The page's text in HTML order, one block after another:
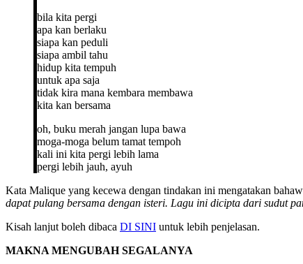
bila kita pergi
apa kan berlaku
siapa kan peduli
siapa ambil tahu
hidup kita tempuh
untuk apa saja
tidak kira mana kembara membawa
kita kan bersama
oh, buku merah jangan lupa bawa
moga-moga belum tamat tempoh
kali ini kita pergi lebih lama
pergi lebih jauh, ayuh
Kata Malique yang kecewa dengan tindakan ini mengatakan
dapat pulang bersama dengan isteri. Lagu ini dicipta dari sudut
Kisah lanjut boleh dibaca DI SINI untuk lebih penjelasan.
MAKNA MENGUBAH SEGALANYA